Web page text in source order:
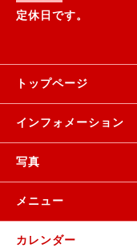
定休日です。
トップページ
インフォメーション
写真
メニュー
カレンダー